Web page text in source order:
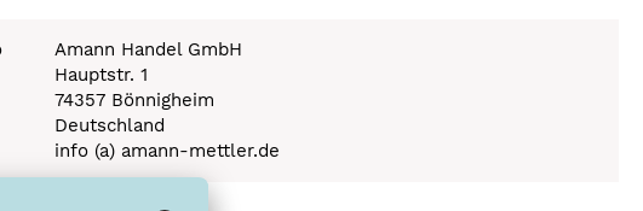
Amann Handel GmbH
Hauptstr. 1
74357 Bönnigheim
Deutschland
info (a) amann-mettler.de